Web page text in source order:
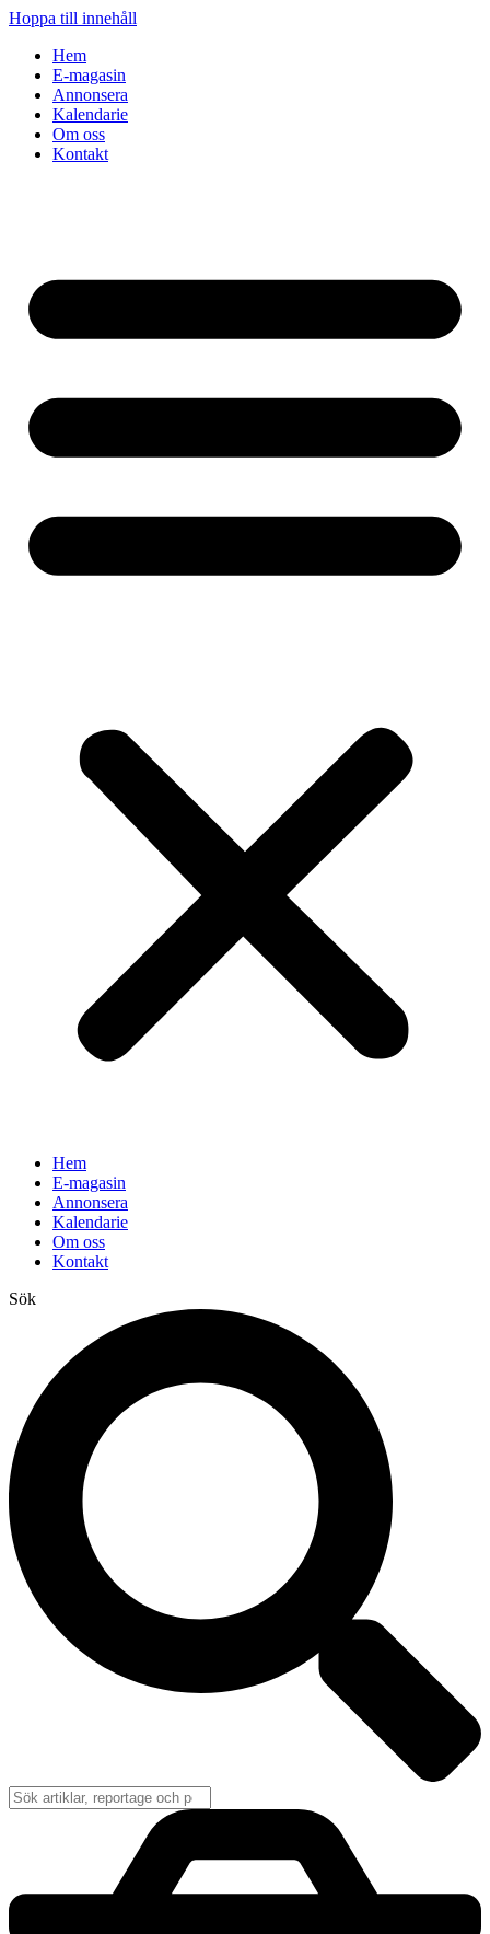
Hoppa till innehåll
Hem
E-magasin
Annonsera
Kalendarie
Om oss
Kontakt
Hem
E-magasin
Annonsera
Kalendarie
Om oss
Kontakt
Sök